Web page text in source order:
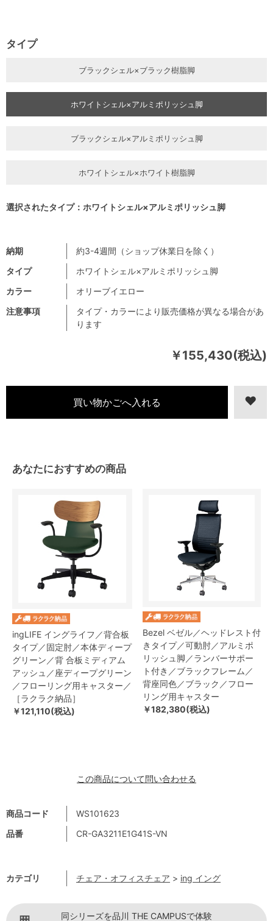
￥155,430(税込)
商品コード
WS101623
品番
CR-GA3211E1G41S-VN
カテゴリ チェア・オフィスチェア > ing イング
注意事項
タイプ・カラーにより販売価格が異なる場合があ
ります
納期
約3-4週間（ショップ休業日を除く）
タイプ
ホワイトシェル×アルミポリッシュ脚
カラー
オリーブイエロー
タイプ
ブラックシェル×ブラック樹脂脚
ホワイトシェル×アルミポリッシュ脚
ブラックシェル×アルミポリッシュ脚
ホワイトシェル×ホワイト樹脂脚
選択されたタイプ：ホワイトシェル×アルミポリッシュ脚
あなたにおすすめの商品
ingLIFE イングライフ／背合板
タイプ／固定肘／本体ディープ
グリーン／背 合板ミディアム
アッシュ／座ディープグリーン
／フローリング用キャスター／
［ラクラク納品］
￥121,110(税込)
Bezel ベゼル／ヘッドレスト付
きタイプ／可動肘／アルミポ
リッシュ脚／ランバーサポー
ト付き／ブラックフレーム／
背座同色／ブラック／フロー
リング用キャスター
￥182,380(税込)
この商品について問い合わせる
同シリーズを品川 THE CAMPUSで体験